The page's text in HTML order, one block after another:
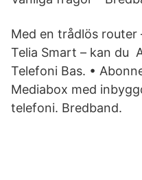
Med en trådlös router
Telia Smart – kan du
Telefoni Bas. •
Mediabox med
telefoni. Bredband.